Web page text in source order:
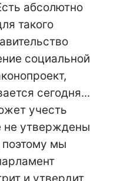
абсолютно
такого
социальной
сегодня...
учесть
не утверждены
поэтому мы